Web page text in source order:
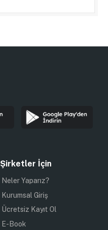
Şirketler İçin
Neler Yaparız?
Kurumsal Giriş
Ücretsiz Kayıt Ol
E-Book